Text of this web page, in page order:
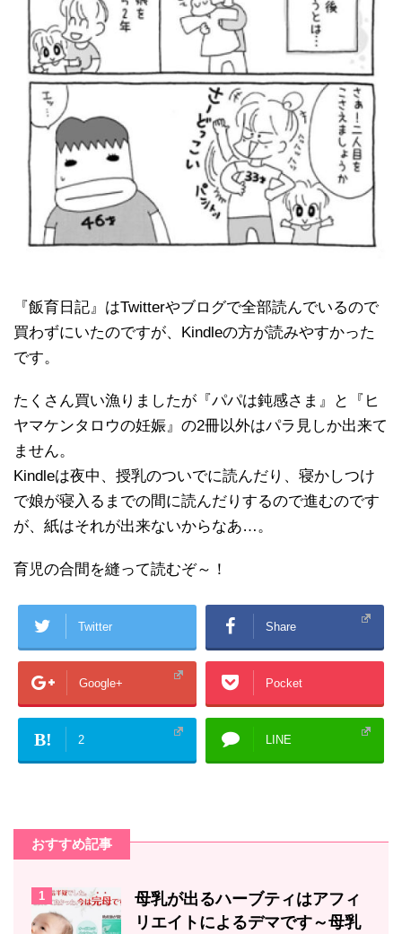
『飯育日記』はTwitterやブログで全部読んでいるので
買わずにいたのですが、Kindleの方が読みやすかった
です。
たくさん買い漁りましたが『パパは鈍感さま』と『ヒ
ヤマケンタロウの妊娠』の2冊以外はパラ見しか出来て
ません。
Kindleは夜中、授乳のついでに読んだり、寝かしつけ
で娘が寝入るまでの間に読んだりするので進むのです
が、紙はそれが出来ないからなあ…。
育児の合間を縫って読むぞ～！
Twitter Share
Google+ Pocket
B! 2 LINE
おすすめ記事
1
母乳が出るハーブティはアフィ
リエイトによるデマです～母乳